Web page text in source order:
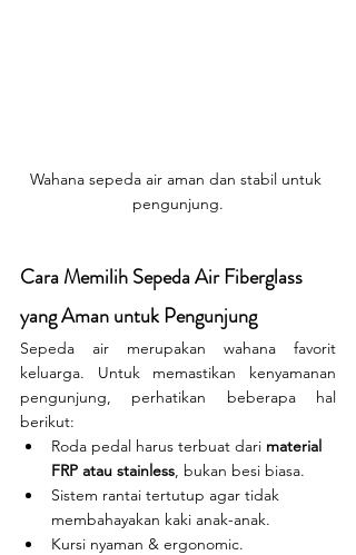
Wahana sepeda air aman dan stabil untuk
pengunjung.
Cara Memilih Sepeda Air Fiberglass
yang Aman untuk Pengunjung
Sepeda air merupakan wahana favorit
keluarga. Untuk memastikan kenyamanan
pengunjung, perhatikan beberapa hal
berikut:
Roda pedal harus terbuat dari material
FRP atau stainless, bukan besi biasa.
Sistem rantai tertutup agar tidak
membahayakan kaki anak-anak.
Kursi nyaman & ergonomic.